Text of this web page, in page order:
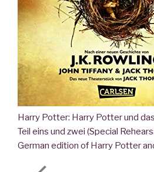
Harry Potter: Harry Potter und
Teil eins und zwei (Special
German edition of Harry Potter